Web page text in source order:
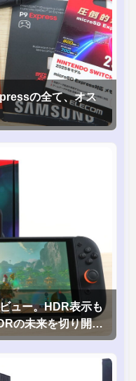
の全て、オス
ュー。HDR表示も
の未来を切り開く